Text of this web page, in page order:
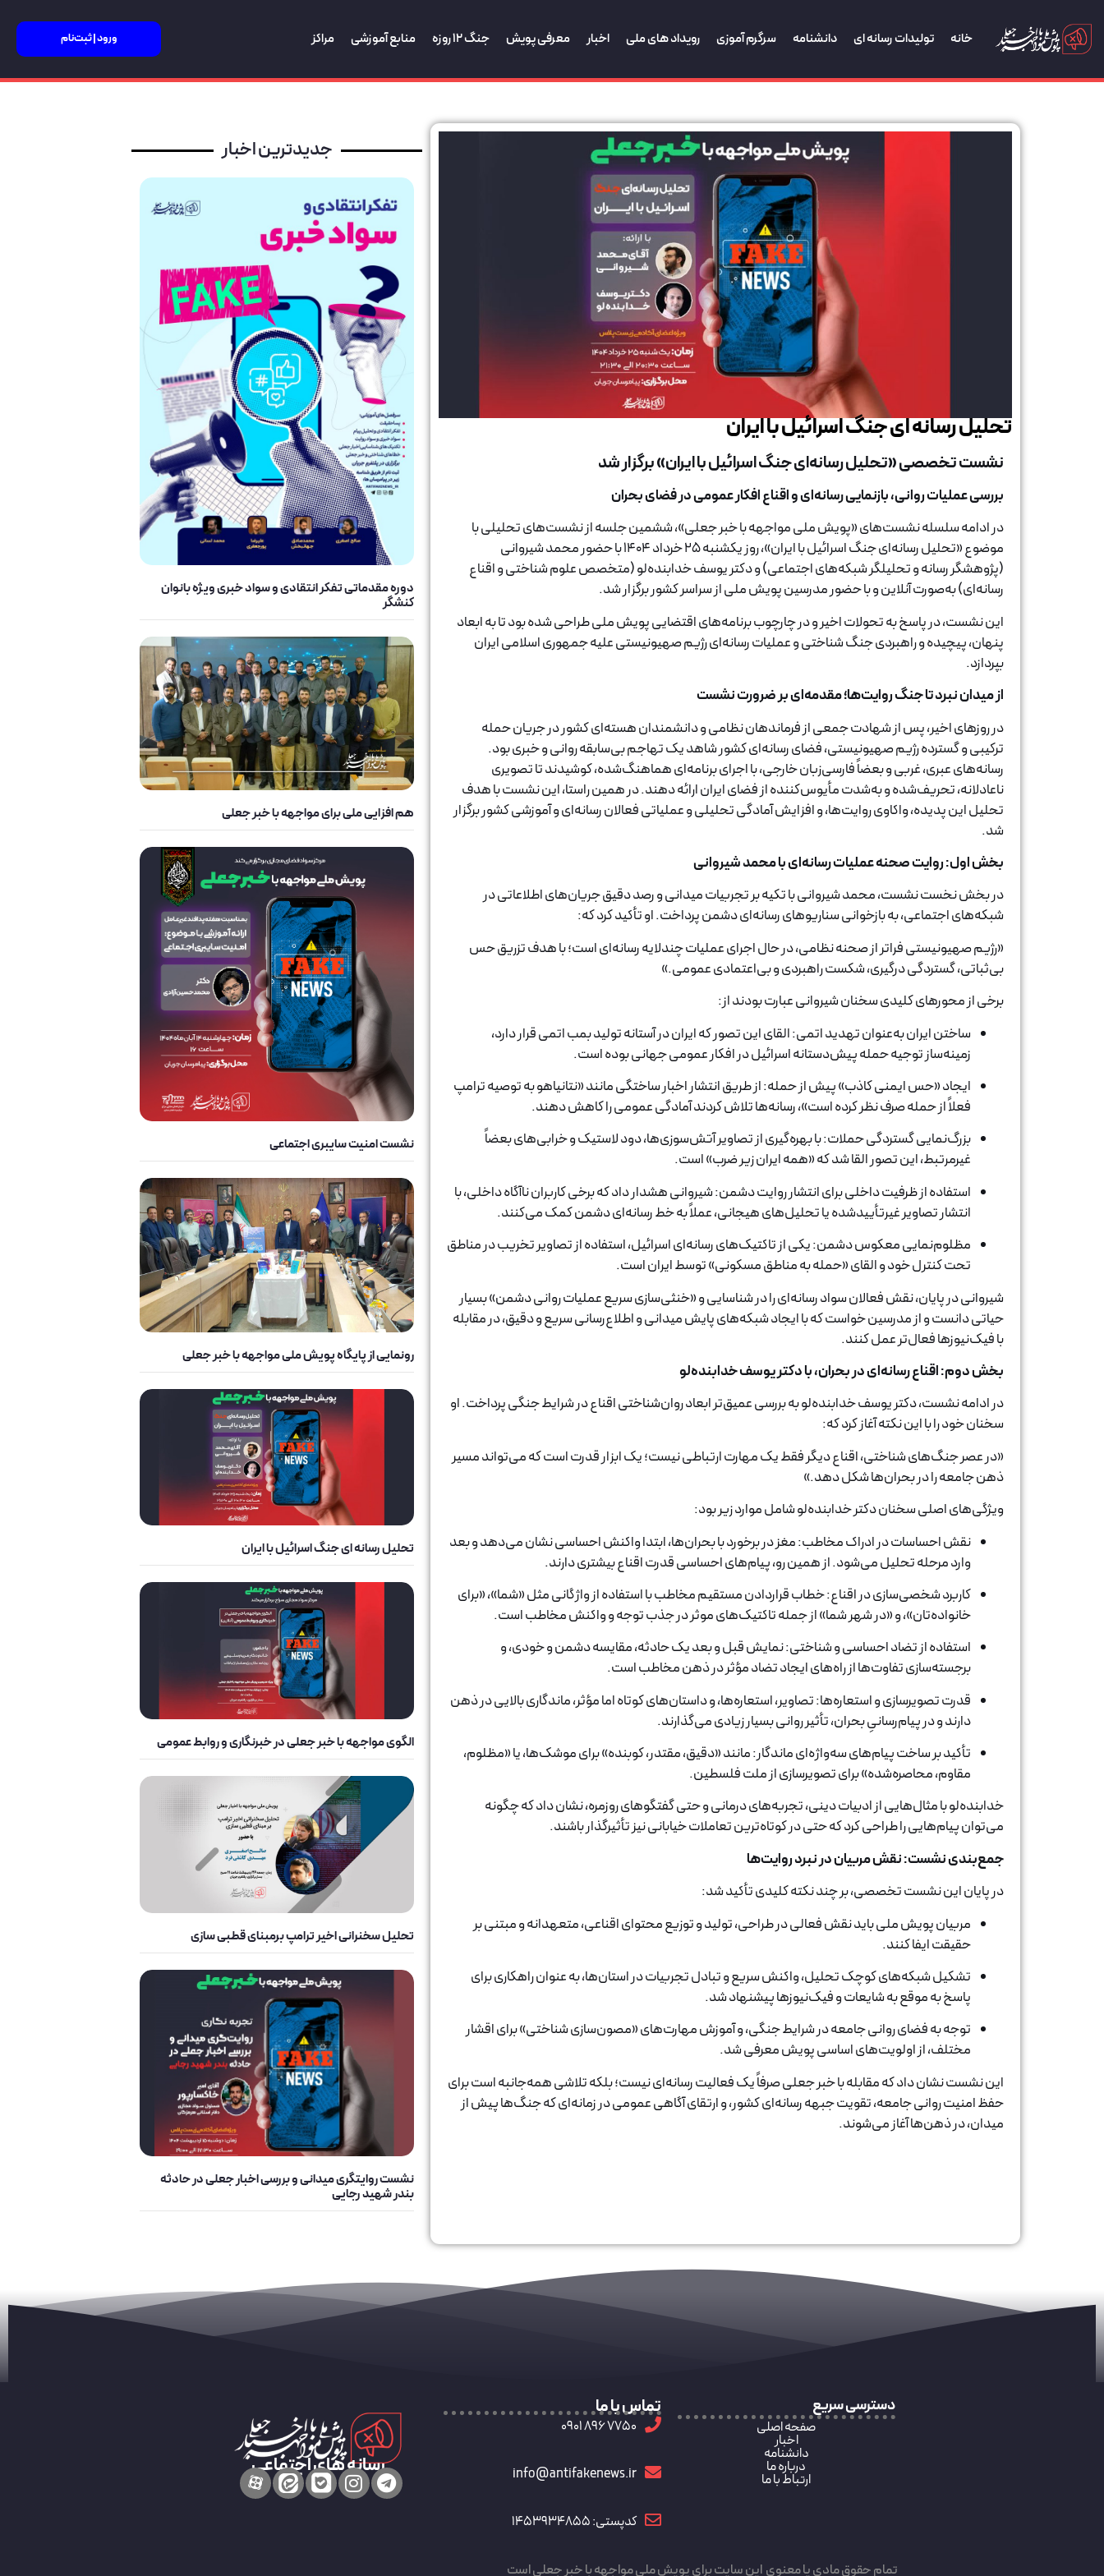
خانه تولیدات رسانه ای دانشنامه سرگرم آموزی رویداد های ملی اخبار معرفی پویش جنگ 12 روزه منابع آموزشی مراکز ورود | ثبت‌نام
تحلیل رسانه ای جنگ اسرائیل با ایران
نشست تخصصی «تحلیل رسانه‌ای جنگ اسرائیل با ایران» برگزار شد
بررسی عملیات روانی، بازنمایی رسانه‌ای و اقناع افکار عمومی در فضای بحران
در ادامه سلسله نشست‌های «پویش ملی مواجهه با خبر جعلی»، ششمین جلسه از نشست‌های تحلیلی با
موضوع «تحلیل رسانه‌ای جنگ اسرائیل با ایران»، روز یکشنبه ۲۵ خرداد ۱۴۰۴ با حضور محمد شیروانی
(پژوهشگر رسانه و تحلیلگر شبکه‌های اجتماعی) و دکتر یوسف خدابنده‌لو (متخصص علوم شناختی و اقناع
رسانه‌ای) به‌صورت آنلاین و با حضور مدرسین پویش ملی از سراسر کشور برگزار شد.
این نشست، در پاسخ به تحولات اخیر و در چارچوب برنامه‌های اقتضایی پویش ملی طراحی شده بود تا به ابعاد
پنهان، پیچیده و راهبردی جنگ شناختی و عملیات رسانه‌ای رژیم صهیونیستی علیه جمهوری اسلامی ایران
بپردازد.
از میدان نبرد تا جنگ روایت‌ها؛ مقدمه‌ای بر ضرورت نشست
در روزهای اخیر، پس از شهادت جمعی از فرماندهان نظامی و دانشمندان هسته‌ای کشور در جریان حمله
ترکیبی و گسترده رژیم صهیونیستی، فضای رسانه‌ای کشور شاهد یک تهاجم بی‌سابقه روانی و خبری بود.
رسانه‌های عبری، غربی و بعضاً فارسی‌زبان خارجی، با اجرای برنامه‌ای هماهنگ‌شده، کوشیدند تا تصویری
ناعادلانه، تحریف‌شده و به‌شدت مأیوس‌کننده از فضای ایران ارائه دهند. در همین راستا، این نشست با هدف
تحلیل این پدیده، واکاوی روایت‌ها، و افزایش آمادگی تحلیلی و عملیاتی فعالان رسانه‌ای و آموزشی کشور برگزار
شد.
بخش اول: روایت صحنه عملیات رسانه‌ای با محمد شیروانی
در بخش نخست نشست، محمد شیروانی با تکیه بر تجربیات میدانی و رصد دقیق جریان‌های اطلاعاتی در
شبکه‌های اجتماعی، به بازخوانی سناریوهای رسانه‌ای دشمن پرداخت. او تأکید کرد که:
«رژیم صهیونیستی فراتر از صحنه نظامی، در حال اجرای عملیات چندلایه رسانه‌ای است؛ با هدف تزریق حس
بی‌ثباتی، گستردگی درگیری، شکست راهبردی و بی‌اعتمادی عمومی.»
برخی از محورهای کلیدی سخنان شیروانی عبارت بودند از:
ساختن ایران به‌عنوان تهدید اتمی: القای این تصور که ایران در آستانه تولید بمب اتمی قرار دارد،
زمینه‌ساز توجیه حمله پیش‌دستانه اسرائیل در افکار عمومی جهانی بوده است.
ایجاد «حس ایمنی کاذب» پیش از حمله: از طریق انتشار اخبار ساختگی مانند «نتانیاهو به توصیه ترامپ
فعلاً از حمله صرف نظر کرده است»، رسانه‌ها تلاش کردند آمادگی عمومی را کاهش دهند.
بزرگ‌نمایی گستردگی حملات: با بهره‌گیری از تصاویر آتش‌سوزی‌ها، دود لاستیک و خرابی‌های بعضاً
غیرمرتبط، این تصور القا شد که «همه ایران زیر ضرب» است.
استفاده از ظرفیت داخلی برای انتشار روایت دشمن: شیروانی هشدار داد که برخی کاربران ناآگاه داخلی، با
انتشار تصاویر غیرتأییدشده یا تحلیل‌های هیجانی، عملاً به خط رسانه‌ای دشمن کمک می‌کنند.
مظلوم‌نمایی معکوس دشمن: یکی از تاکتیک‌های رسانه‌ای اسرائیل، استفاده از تصاویر تخریب در مناطق
تحت کنترل خود و القای «حمله به مناطق مسکونی» توسط ایران است.
شیروانی در پایان، نقش فعالان سواد رسانه‌ای را در شناسایی و «خنثی‌سازی سریع عملیات روانی دشمن» بسیار
حیاتی دانست و از مدرسین خواست که با ایجاد شبکه‌های پایش میدانی و اطلاع‌رسانی سریع و دقیق، در مقابله
با فیک‌نیوزها فعال‌تر عمل کنند.
بخش دوم: اقناع رسانه‌ای در بحران، با دکتر یوسف خدابنده‌لو
در ادامه نشست، دکتر یوسف خدابنده‌لو به بررسی عمیق‌تر ابعاد روان‌شناختی اقناع در شرایط جنگی پرداخت. او
سخنان خود را با این نکته آغاز کرد که:
«در عصر جنگ‌های شناختی، اقناع دیگر فقط یک مهارت ارتباطی نیست؛ یک ابزار قدرت است که می‌تواند مسیر
ذهن جامعه را در بحران‌ها شکل دهد.»
ویژگی‌های اصلی سخنان دکتر خدابنده‌لو شامل موارد زیر بود:
نقش احساسات در ادراک مخاطب: مغز در برخورد با بحران‌ها، ابتدا واکنش احساسی نشان می‌دهد و بعد
وارد مرحله تحلیل می‌شود. از همین رو، پیام‌های احساسی قدرت اقناع بیشتری دارند.
کاربرد شخصی‌سازی در اقناع: خطاب قراردادن مستقیم مخاطب با استفاده از واژگانی مثل «شما»، «برای
خانواده‌تان»، و «در شهر شما» از جمله تاکتیک‌های موثر در جذب توجه و واکنش مخاطب است.
استفاده از تضاد احساسی و شناختی: نمایش قبل و بعد یک حادثه، مقایسه دشمن و خودی، و
برجسته‌سازی تفاوت‌ها از راه‌های ایجاد تضاد مؤثر در ذهن مخاطب است.
قدرت تصویرسازی و استعاره‌ها: تصاویر، استعاره‌ها، و داستان‌های کوتاه اما مؤثر، ماندگاری بالایی در ذهن
دارند و در پیام‌رسانیِ بحران، تأثیر روانی بسیار زیادی می‌گذارند.
تأکید بر ساخت پیام‌های سه‌واژه‌ای ماندگار: مانند «دقیق، مقتدر، کوبنده» برای موشک‌ها، یا «مظلوم،
مقاوم، محاصره‌شده» برای تصویرسازی از ملت فلسطین.
خدابنده‌لو با مثال‌هایی از ادبیات دینی، تجربه‌های درمانی و حتی گفتگوهای روزمره، نشان داد که چگونه
می‌توان پیام‌هایی را طراحی کرد که حتی در کوتاه‌ترین تعاملات خیابانی نیز تأثیرگذار باشند.
جمع‌بندی نشست: نقش مربیان در نبرد روایت‌ها
در پایان این نشست تخصصی، بر چند نکته کلیدی تأکید شد:
مربیان پویش ملی باید نقش فعالی در طراحی، تولید و توزیع محتوای اقناعی، متعهدانه و مبتنی بر
حقیقت ایفا کنند.
تشکیل شبکه‌های کوچک تحلیل، واکنش سریع و تبادل تجربیات در استان‌ها، به عنوان راهکاری برای
پاسخ به موقع به شایعات و فیک‌نیوزها پیشنهاد شد.
توجه به فضای روانی جامعه در شرایط جنگی، و آموزش مهارت‌های «مصون‌سازی شناختی» برای اقشار
مختلف، از اولویت‌های اساسی پویش معرفی شد.
این نشست نشان داد که مقابله با خبر جعلی صرفاً یک فعالیت رسانه‌ای نیست؛ بلکه تلاشی همه‌جانبه است برای
حفظ امنیت روانی جامعه، تقویت جبهه رسانه‌ای کشور، و ارتقای آگاهی عمومی در زمانه‌ای که جنگ‌ها پیش از
میدان، در ذهن‌ها آغاز می‌شوند.
جدیدترین اخبار
دوره مقدماتی تفکر انتقادی و سواد خبری ویژه بانوان
کنشگر
هم افزایی ملی برای مواجهه با خبر جعلی
نشست امنیت سایبری اجتماعی
رونمایی از پایگاه پویش ملی مواجهه با خبر جعلی
تحلیل رسانه ای جنگ اسرائیل با ایران
الگوی مواجهه با خبر جعلی در خبرنگاری و روابط عمومی
تحلیل سخنرانی اخیر ترامپ برمبنای قطبی سازی
نشست روایتگری میدانی و بررسی اخبار جعلی در حادثه
بندر شهید رجایی
دسترسی سریع
صفحه اصلی
اخبار
دانشنامه
درباره ما
ارتباط با ما
تماس با ما
7750 896 0901
info@antifakenews.ir
کدپستی: 1453934855
رسانه های اجتماعی
تمام حقوق مادی یا معنوی این سایت برای پویش ملی مواجهه با خبر جعلی است